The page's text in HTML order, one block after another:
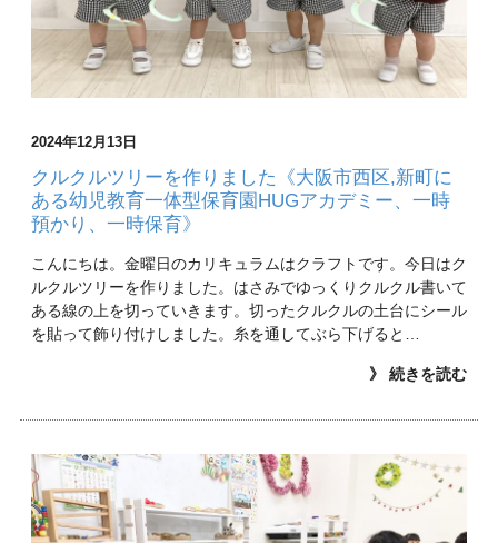
2024年12月13日
クルクルツリーを作りました《大阪市西区,新町に
ある幼児教育一体型保育園HUGアカデミー、一時
預かり、一時保育》
こんにちは。金曜日のカリキュラムはクラフトです。今日はク
ルクルツリーを作りました。はさみでゆっくりクルクル書いて
ある線の上を切っていきます。切ったクルクルの土台にシール
を貼って飾り付けしました。糸を通してぶら下げると…
》 続きを読む